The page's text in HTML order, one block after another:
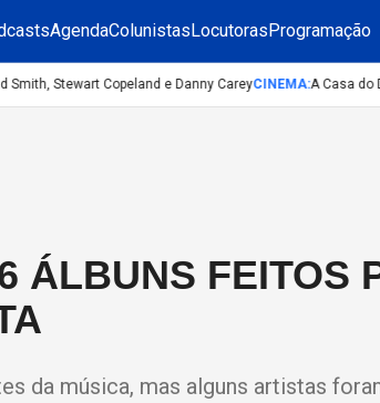
AgendaColunistasLocutorasProgramação
Stewart Copeland e Danny CareyCINEMA:A Casa do
ÁLBUNS FEITOS
da música, mas alguns artistas